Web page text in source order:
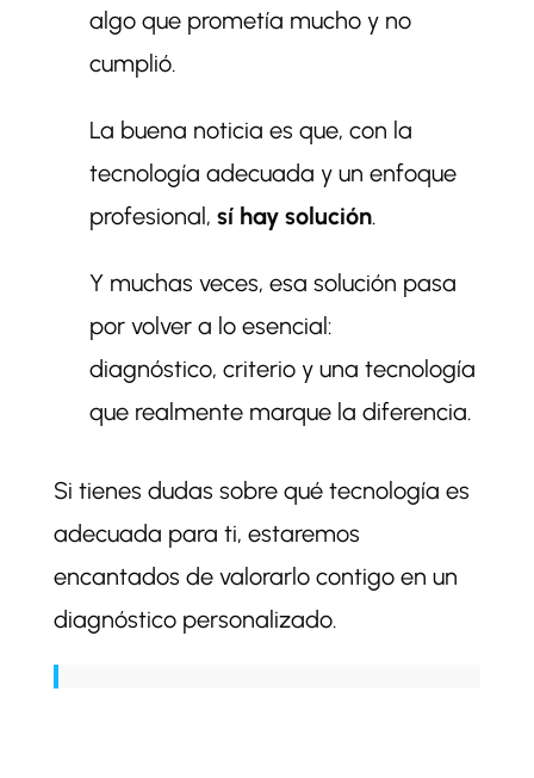
algo que prometía mucho y no
cumplió.
La buena noticia es que, con la
tecnología adecuada y un enfoque
profesional, sí hay solución.
Y muchas veces, esa solución pasa
por volver a lo esencial:
diagnóstico, criterio y una tecnología
que realmente marque la diferencia.
Si tienes dudas sobre qué tecnología es
adecuada para ti, estaremos
encantados de valorarlo contigo en un
diagnóstico personalizado.